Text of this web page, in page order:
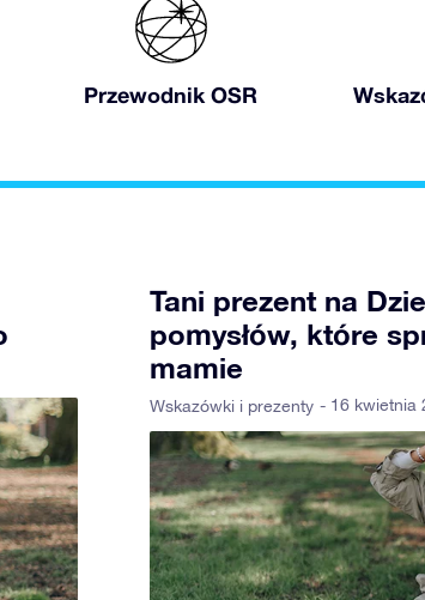
Przewodnik OSR
Tani prezent na
pomysłów, które
mamie
Wskazówki i prezenty - 16 kwietnia